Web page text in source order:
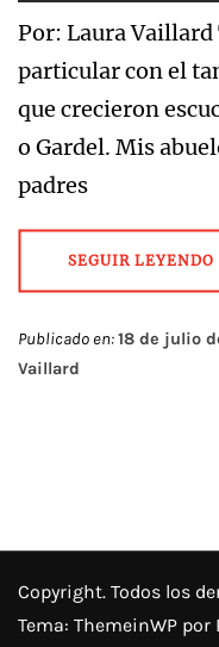
Por: Laura
particular con el
que crecieron
o Gardel. Mis
padres
SEGUIR LEYENDO
Publicado en:18 de julio
Vaillard
Copyright. Todos los
Tema: ThemeinWP por